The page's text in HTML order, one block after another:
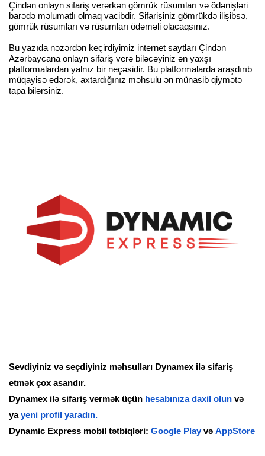
Çindən onlayn sifariş verərkən gömrük rüsumları və ödənişləri
barədə məlumatlı olmaq vacibdir. Sifarişiniz gömrükdə ilişibsə,
gömrük rüsumları və rüsumları ödəməli olacaqsınız.
Bu yazıda nəzərdən keçirdiyimiz internet saytları Çindən
Azərbaycana onlayn sifariş verə biləcəyiniz ən yaxşı
platformalardan yalnız bir neçəsidir. Bu platformalarda araşdırıb
müqayisə edərək, axtardığınız məhsulu ən münasib qiymətə
tapa bilərsiniz.
Sevdiyiniz və seçdiyiniz məhsulları Dynamex ilə sifariş
etmək çox asandır.
Dynamex ilə sifariş vermək üçün hesabınıza daxil olun və
yayeni profil yaradın.
Dynamic Express mobil tətbiqləri: Google Play və AppStore